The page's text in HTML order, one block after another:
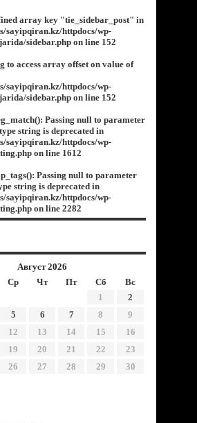
array key "tie_sidebar_post" in
sayipqiran.kz/httpdocs/wp-
sidebar.phpon line 152
to access array offset on value of
sayipqiran.kz/httpdocs/wp-
sidebar.phpon line 152
Passing null to parameter
string is deprecated in
sayipqiran.kz/httpdocs/wp-
on line 1612
Passing null to parameter
string is deprecated in
sayipqiran.kz/httpdocs/wp-
on line 2282
Август 2026
Ср Чт Пт Сб
Вс
1
2
5 6 7 8
9
12 13 14 15
16
19 20 21 22
23
26 27 28 29
30